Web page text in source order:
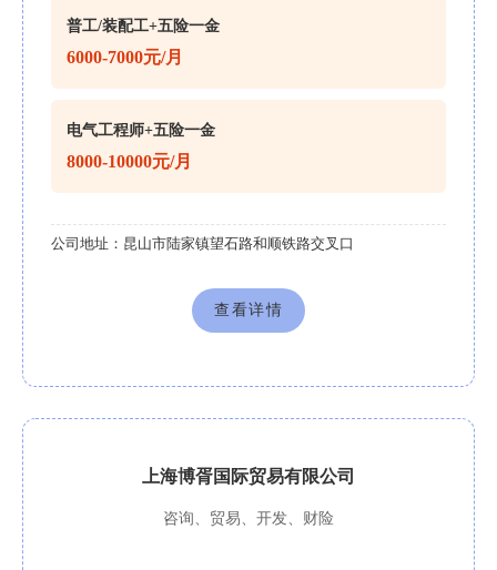
普工/装配工+五险一金
6000-7000元/月
电气工程师+五险一金
8000-10000元/月
公司地址： 昆山市陆家镇望石路和顺铁路交叉口
查看详情
上海博胥国际贸易有限公司
咨询、贸易、开发、财险